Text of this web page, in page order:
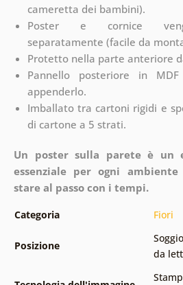
cameretta dei bambini).
Poster e cornice
separatamente (facile da
Protetto nella parte anteriore
Pannello posteriore in
appenderlo.
Imballato tra cartoni rigidi e
di cartone a 5 strati.
Un poster sulla parete è un
essenziale per ogni
stare al passo con i tempi.
Categoria Fiori
Posizione
da